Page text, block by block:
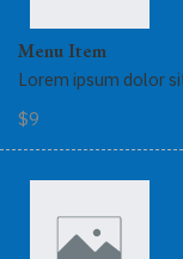
Menu Item
Lorem ipsum dolor
$9